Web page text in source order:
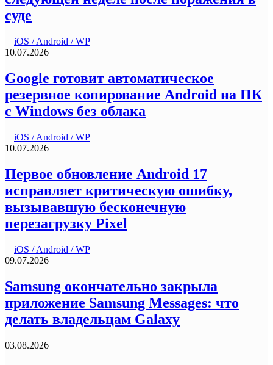
суде
iOS / Android / WP
10.07.2026
Google готовит автоматическое
резервное копирование Android на ПК
с Windows без облака
iOS / Android / WP
10.07.2026
Первое обновление Android 17
исправляет критическую ошибку,
вызывавшую бесконечную
перезагрузку Pixel
iOS / Android / WP
09.07.2026
Samsung окончательно закрыла
приложение Samsung Messages: что
делать владельцам Galaxy
03.08.2026